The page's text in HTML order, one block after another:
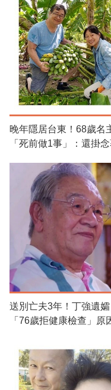
晚年隱居台東！68歲
「死前做1事」：還掛
送別亡夫3年！丁強遺
「76歲拒健康檢查」原